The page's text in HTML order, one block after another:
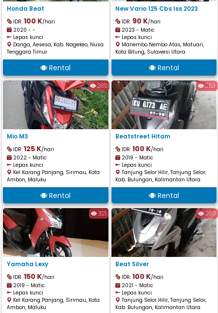
Honda Beat
IDR. 100 K/hari
2020 - -
Lepas kunci
Danga, Aesesa, Kab. Nagekeo, Nusa
Tenggara Timur
Rental
New Vario 125 Cbs Iss 2023
IDR. 90 K/hari
2023 - Matic
Lepas kunci
Manembo Nembo Atas, Matuari,
Kota Bitung, Sulawesi Utara
Rental
285
Mio M3
IDR. 125 K/hari
2022 - Matic
Lepas kunci
Kel Karang Panjang, Sirimau, Kota
Ambon, Maluku
Rental
253
Beatstreet Hitam
IDR. 100 K/hari
2019 - Matic
Lepas kunci
Tanjung Selor Hilir, Tanjung Selor,
Kab. Bulungan, Kalimantan Utara
Rental
321
Yamaha Lexy
IDR. 150 K/hari
2019 - Matic
Lepas kunci
Kel Karang Panjang, Sirimau, Kota
Ambon, Maluku
280
Beat Silver
IDR. 100 K/hari
2021 - Matic
Lepas kunci
Tanjung Selor Hilir, Tanjung Selor,
Kab. Bulungan, Kalimantan Utara